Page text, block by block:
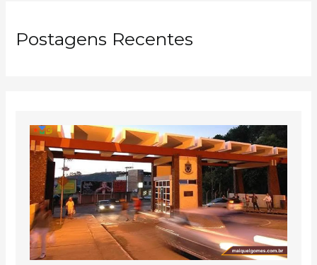
Postagens Recentes